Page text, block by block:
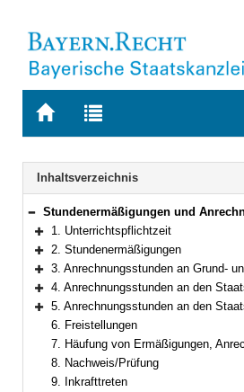
Zur
BAYERN.RECHT
Zur
letzten
Suche
Navigation
Inhaltsverzeichnis
Bereich reduzieren
Stundenermäßigungen und Anrechnungsstunden sowie Unterrichtspflichtzeit der Lehrkräfte und Fachlehrkräfte an staatlichen Grundschulen
Bereich erweitern
1. Unterrichtspflichtzeit
Bereich erweitern
2. Stundenermäßigungen
Bereich erweitern
3. Anrechnungsstunden an Grund-
Bereich erweitern
4. Anrechnungsstunden an den Staatsinstituten
Bereich erweitern
5. Anrechnungsstunden an den Staatsinstituten für
6. Freistellungen
7. Häufung von Ermäßigungen,
8. Nachweis/Prüfung
9. Inkrafttreten